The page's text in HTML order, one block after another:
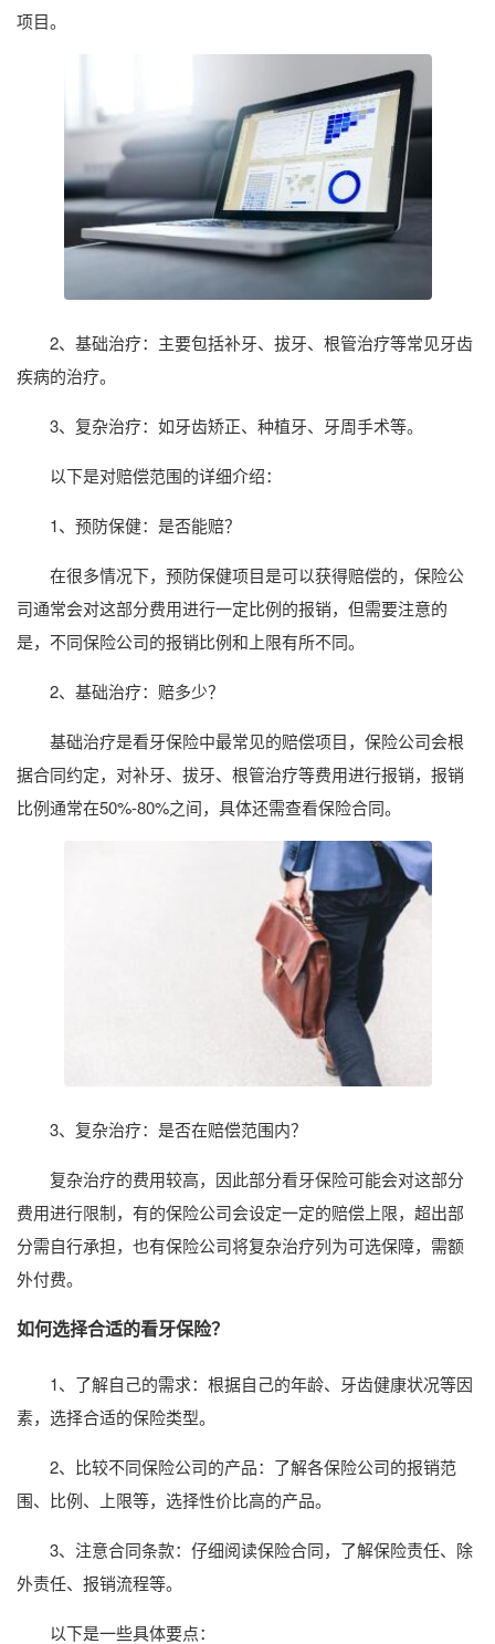
项目。
2、基础治疗：主要包括补牙、拔牙、根管治疗等常见牙齿
疾病的治疗。
3、复杂治疗：如牙齿矫正、种植牙、牙周手术等。
以下是对赔偿范围的详细介绍：
1、预防保健：是否能赔？
在很多情况下，预防保健项目是可以获得赔偿的，保险公
司通常会对这部分费用进行一定比例的报销，但需要注意的
是，不同保险公司的报销比例和上限有所不同。
2、基础治疗：赔多少？
基础治疗是看牙保险中最常见的赔偿项目，保险公司会根
据合同约定，对补牙、拔牙、根管治疗等费用进行报销，报销
比例通常在50%-80%之间，具体还需查看保险合同。
3、复杂治疗：是否在赔偿范围内？
复杂治疗的费用较高，因此部分看牙保险可能会对这部分
费用进行限制，有的保险公司会设定一定的赔偿上限，超出部
分需自行承担，也有保险公司将复杂治疗列为可选保障，需额
外付费。
如何选择合适的看牙保险？
1、了解自己的需求：根据自己的年龄、牙齿健康状况等因
素，选择合适的保险类型。
2、比较不同保险公司的产品：了解各保险公司的报销范
围、比例、上限等，选择性价比高的产品。
3、注意合同条款：仔细阅读保险合同，了解保险责任、除
外责任、报销流程等。
以下是一些具体要点：